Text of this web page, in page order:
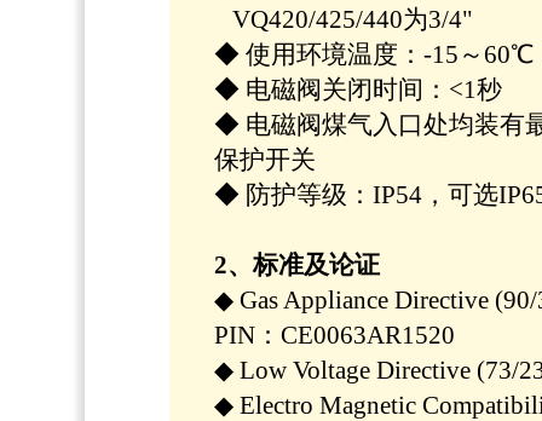
VQ420/425/440为3/4"
◆ 使用环境温度：-15～60℃
◆ 电磁阀关闭时间：<1秒
◆ 电磁阀煤气入口处均装有
保护开关
◆ 防护等级：IP54，可选
2、标准及论证
◆ Gas Appliance Directive
PIN：CE0063AR1520
◆ Low Voltage Directive (73/
◆ Electro Magnetic